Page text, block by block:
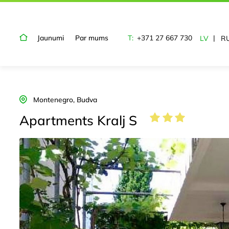
Jaunumi Par mums T: +371 27 667 730 LV
Montenegro, Budva
Apartments Kralj S